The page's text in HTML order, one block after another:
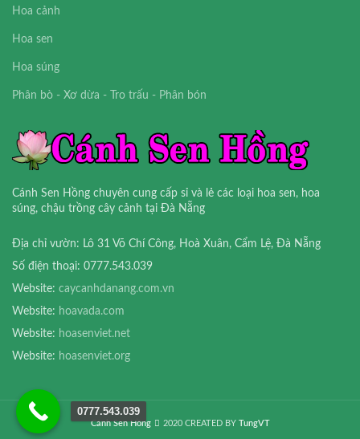
Hoa cảnh
Hoa sen
Hoa súng
Phân bò - Xơ dừa - Tro trấu - Phân bón
Cánh Sen Hồng chuyên cung cấp sỉ và lẻ các loại hoa sen, hoa
súng, chậu trồng cây cảnh tại Đà Nẵng
Địa chỉ vườn: Lô 31 Võ Chí Công, Hoà Xuân, Cẩm Lệ, Đà Nẵng
Số điện thoại: 0777.543.039
Website: caycanhdanang.com.vn
Website: hoavada.com
Website: hoasenviet.net
Website: hoasenviet.org
Cánh Sen Hồng 2020 CREATED BY TungVT
0777.543.039